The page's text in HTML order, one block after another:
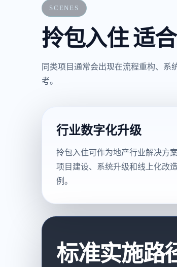
SCENES
拎包入住 适
同类项目通常会出现在流程重构、
考。
行业数字化升级
拎包入住可作为地产行业解决方
项目建设、系统升级和线上化改
例。
标准实施路